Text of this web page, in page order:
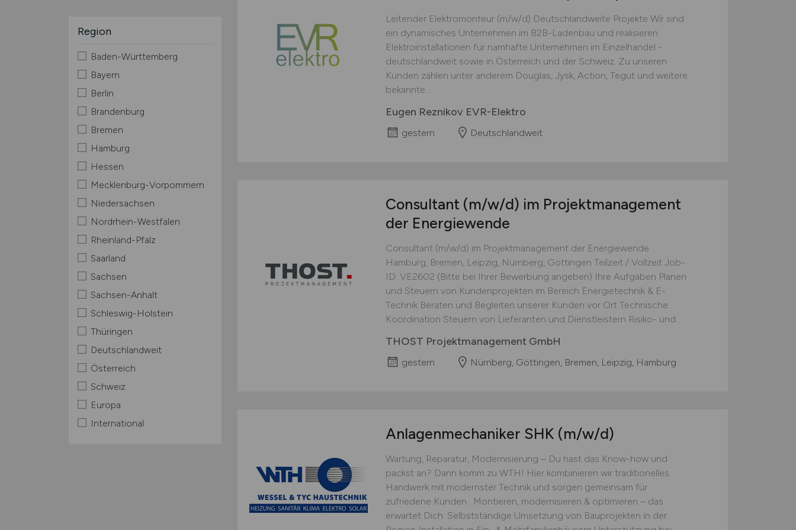
Region
Baden-Württemberg
Bayern
Berlin
Brandenburg
Bremen
Hamburg
Hessen
Mecklenburg-Vorpommern
Niedersachsen
Nordrhein-Westfalen
Rheinland-Pfalz
Saarland
Sachsen
Sachsen-Anhalt
Schleswig-Holstein
Thüringen
Deutschlandweit
Österreich
Schweiz
Europa
International
Leitender Elektromonteur (m/w/d) Deutschlandweite Projekte Wir sind
ein dynamisches Unternehmen im B2B-Ladenbau und realisieren
Elektroinstallationen für namhafte Unternehmen im Einzelhandel -
deutschlandweit sowie in Österreich und der Schweiz. Zu unseren
Kunden zählen unter anderem Douglas, Jysk, Action, Tegut und weitere
bekannte...
Eugen Reznikov EVR-Elektro
gestern Deutschlandweit
Consultant (m/w/d) im Projektmanagement
der Energiewende
Consultant (m/w/d) im Projektmanagement der Energiewende
Hamburg, Bremen, Leipzig, Nürnberg, Göttingen Teilzeit / Vollzeit Job-
ID: VE2602 (Bitte bei Ihrer Bewerbung angeben) Ihre Aufgaben Planen
und Steuern von Kundenprojekten im Bereich Energietechnik & E-
Technik Beraten und Begleiten unserer Kunden vor Ort Technische
Koordination Steuern von Lieferanten und Dienstleistern Risiko- und...
THOST Projektmanagement GmbH
gestern Nürnberg, Göttingen, Bremen, Leipzig, Hamburg
Anlagenmechaniker SHK (m/w/d)
Wartung, Reparatur, Modernisierung – Du hast das Know-how und
packst an? Dann komm zu WTH! Hier kombinieren wir traditionelles
Handwerk mit modernster Technik und sorgen gemeinsam für
zufriedene Kunden. ‍ Montieren, modernisieren & optimieren – das
erwartet Dich: Selbstständige Umsetzung von Bauprojekten in der